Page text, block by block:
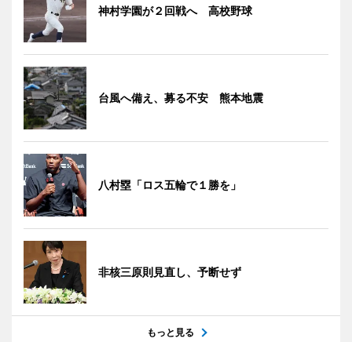
神村学園が２回戦へ 高校野球
台風へ備え、募る不安 熊本地震
八村塁「ロス五輪で１勝を」
非核三原則見直し、予断せず
もっと見る